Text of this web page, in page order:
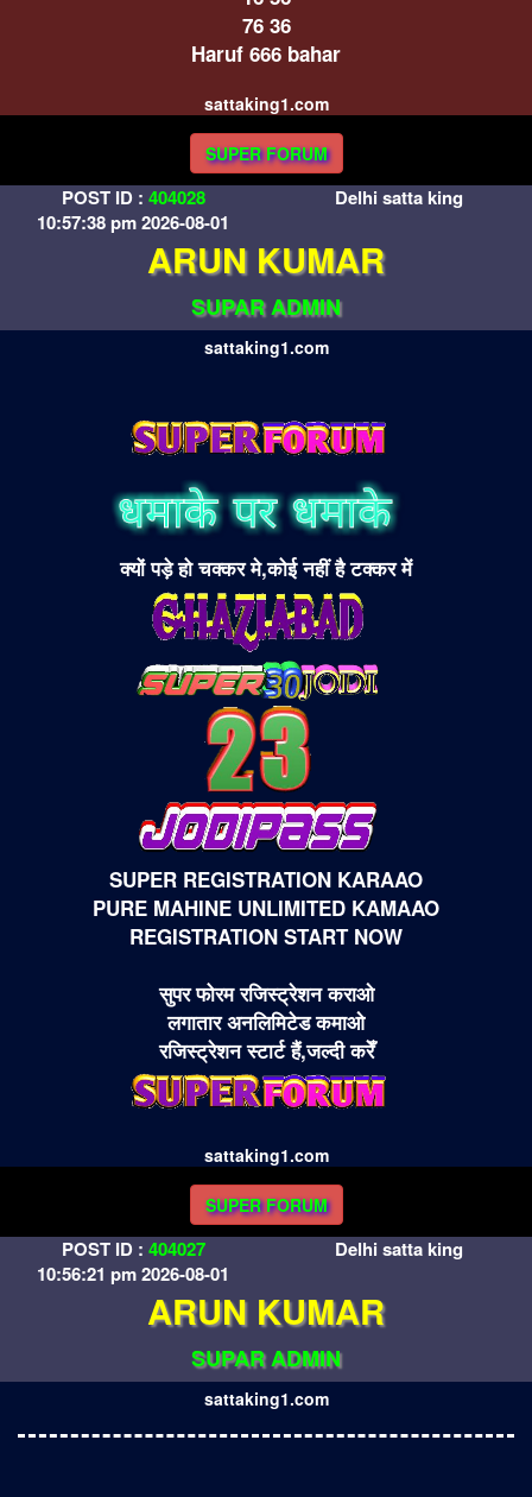
76 36
Haruf 666 bahar
sattaking1.com
SUPER FORUM
POST ID : 404028
10:57:38 pm 2026-08-01
Delhi satta king
ARUN KUMAR
SUPAR ADMIN
sattaking1.com
क्यों पड़े हो चक्कर मे,कोई नहीं है टक्कर में
SUPER REGISTRATION KARAAO
PURE MAHINE UNLIMITED KAMAAO
REGISTRATION START NOW
सुपर फोरम रजिस्ट्रेशन कराओ
लगातार अनलिमिटेड कमाओ
रजिस्ट्रेशन स्टार्ट हैं,जल्दी करेँ
sattaking1.com
SUPER FORUM
POST ID : 404027
10:56:21 pm 2026-08-01
Delhi satta king
ARUN KUMAR
SUPAR ADMIN
sattaking1.com